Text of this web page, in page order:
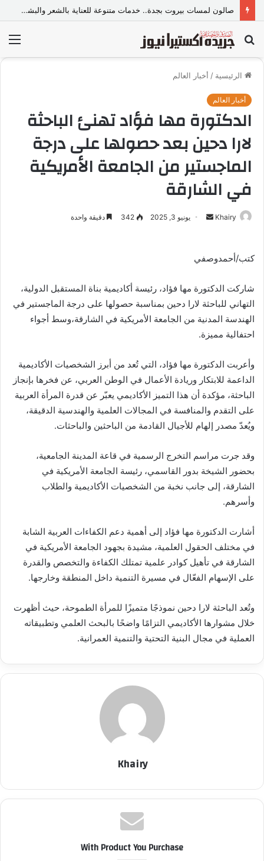
صالون لمسات بيروت بجدة.. خدمات متنوعة للعناية بالشعر والبشرة وإطلالة المرأة
بحث
عن
الرئيسية / أخبار العالم
أخبار العالم
الدكتورة مها فؤاد تهنئ الباحثة
لارا دحين بعد حصولها على درجة
الماجستير من الجامعة الأمريكية
في الشارقة
Khairy
ل
ر
ي
ك
ر
و
ن
ا
يونيو 3, 2025 342 دقيقة واحدة
كتب/أحمدوصفي
شاركت الدكتورة مها فؤاد، رئيسة أكاديمية بناة المستقبل الدولية،
التهاني للباحثة لارا دحين بمناسبة حصولها على درجة الماجستير في
الهندسة المدنية من الجامعة الأمريكية في الشارقة،وسط أجواء
احتفالية مميزة.
وأعربت الدكتورة مها فؤاد، التي تُعد من أبرز الشخصيات الأكاديمية
الداعمة للابتكار وريادة الأعمال في الوطن العربي، عن فخرها بإنجاز
الباحثة، مؤكدة أن هذا التميز الأكاديمي يعبّر عن قدرة المرأة العربية
على التقدم والمنافسة في المجالات العلمية والهندسية الدقيقة،
ويُعدّ مصدر إلهام للأجيال القادمة من الباحثين والباحثات.
وقد جرت مراسم التخرج الرسمية في قاعة المدينة الجامعية،
بحضور الشيخة بدور القاسمي، رئيسة الجامعة الأمريكية في
الشارقة، إلى جانب نخبة من الشخصيات الأكاديمية والطلاب
وأسرهم.
أشارت الدكتورة مها فؤاد إلى أهمية دعم الكفاءات العربية الشابة
في مختلف الحقول العلمية، مشيدة بجهود الجامعة الأمريكية في
الشارقة في تأهيل كوادر علمية تمتلك الكفاءة والتخصص والقدرة
على الإسهام الفعّال في مسيرة التنمية داخل المنطقة وخارجها.
وتُعد الباحثة لارا دحين نموذجًا متميزًا للمرأة الطموحة، حيث أظهرت
خلال مشوارها الأكاديمي التزامًا واضحًا بالبحث العلمي وتطبيقاته
العملية في مجال البنية التحتية والتنمية العمرانية.
Khairy
With Product You Purchase